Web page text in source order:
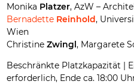
Monika Platzer, AzW –
Bernadette Reinhold,
Wien
ChristineZwingl, Margarete
Beschränkte Platzkapazität |
erforderlich, Ende ca. 18:00